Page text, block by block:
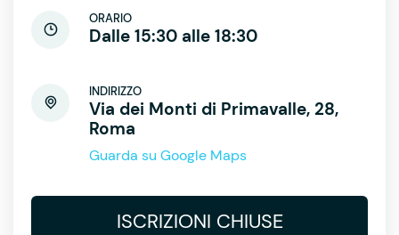
ORARIO
Dalle 15:30 alle 18:30
INDIRIZZO
Via dei Monti di Primavalle, 28,
Roma
Guarda su Google Maps
ISCRIZIONI CHIUSE